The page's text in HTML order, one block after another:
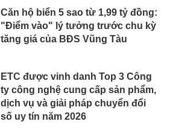
Căn hộ biển 5 sao từ 1,99 tỷ đồng:
"Điểm vào" lý tưởng trước chu kỳ
tăng giá của BĐS Vũng Tàu
ETC được vinh danh Top 3 Công
ty công nghệ cung cấp sản phẩm,
dịch vụ và giải pháp chuyển đổi
số uy tín năm 2026